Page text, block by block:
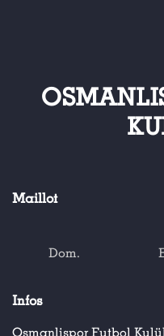
Maillot
Dom.
Infos
Osmanlispor Futbol